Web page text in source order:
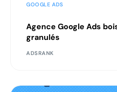
GOOGLE ADS
Agence Google Ads
granulés
ADSRANK